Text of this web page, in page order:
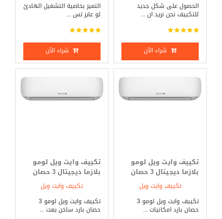
الحصول على شكل جديد
للتكييف نحن نريد ان ...
شراء الآن
التميز بخاصية التشغيل الهادئ
لو عايز تس ...
شراء الآن
تكييف وايت ويل لومو
بلازما ديجيتال 3 حصان
بارد فقطتكييف وايت ويل
تكييف وايت ويل لومو 3
حصان بارد امكانيات ...
تكييف وايت ويل لومو
بلازما ديجيتال 3 حصان
بارد _ ساخن
تكييف وايت ويل
تكييف وايت ويل لومو 3
حصان بارد ساخن يعت ...